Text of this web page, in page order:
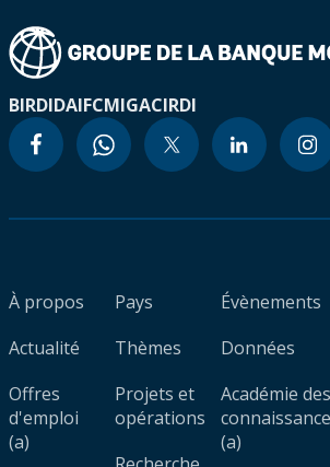
BIRDIDAIFCMIGACIRDI
À propos
Actualité
Offres
d'emploi
(a)
Pays
Thèmes
Projets et
opérations
Évènements
Données
Académie des
(a)